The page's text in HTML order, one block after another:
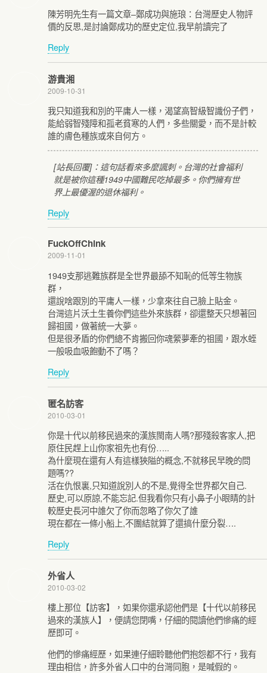
陳芳明先生有一篇文章–鄭成功與施琅：台灣歷史人物評
價的反思,是討論鄭成功的歷史定位,我早前讀完了
Reply
游貴湘
2009-10-31
我只知道我和別的平庸人一樣，渴望高智級智識份子們，
能給弱智殘障和孤老貧寒的人們，多些關愛，而不是計較
誰的膚色種族或來自何方。
[站長回覆]：這句話看來多麼諷刺。台灣的社會福利
就是被你這種1949中國難民吃掉最多。你們擁有世
界上最優渥的退休福利。
Reply
FuckOffChink
2009-11-01
1949支那逃難族群是全世界最舔不知恥的低等生物族
群，
還說啥跟別的平庸人一樣，少拿來往自己臉上貼金。
台灣這片沃土生養你們這些外來族群，卻還整天只想著回
歸祖國，做著統一大夢。
但是很矛盾的你們總不肯搬回你魂縈夢牽的祖國，跟水蛭
一般吸血吸飽動不了嗎？
Reply
匿名訪客
2010-03-01
你是十代以前移民過來的漢族閩南人嗎?那殘殺客家人,把
原住民趕上山你家祖先也有份…..
為什麼現在還有人有這樣狹隘的概念,不就移民早晚的問
題嗎??
活在仇恨裏,只知道說別人的不是,覺得全世界都欠自己.
歷史,可以原諒,不能忘記.但我看你只有小鼻子小眼睛的計
較歷史長河中誰欠了你而忽略了你欠了誰
現在都在一條小船上,不團結就算了還搞什麼分裂….
Reply
外省人
2010-03-02
樓上那位【訪客】，如果你還承認他們是【十代以前移民
過來的漢族人】，便請您閉嘴，仔細的閱讀他們慘痛的經
歷即可。
他們的慘痛經歷，如果連仔細聆聽他們抱怨都不行，我有
理由相信，許多外省人口中的台灣同胞，是喊假的。